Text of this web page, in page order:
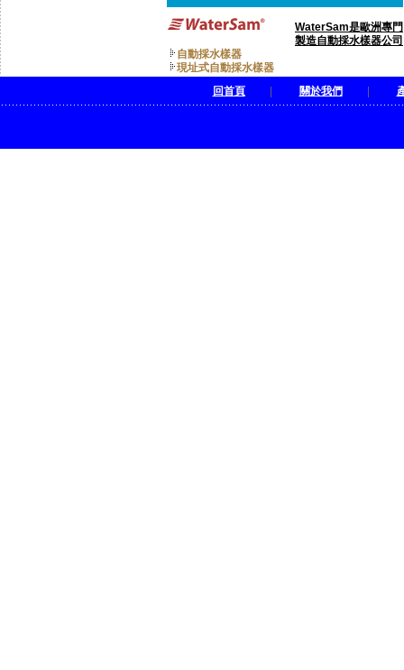
WaterSam是歐洲專門
製造自動採水樣器公司
自動採水樣器
現址式自動採水樣器
回首頁| 關於我們